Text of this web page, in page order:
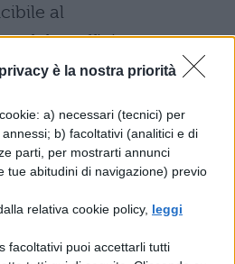
è la nostra priorità
a) necessari (tecnici) per
b) facoltativi (analitici e di
parti, per mostrarti annunci
tue abitudini di navigazione) previo
relativa cookie policy, leggi
facoltativi puoi accettarli tutti
al
del coefficiente
scientifiche, che ha
ma meno